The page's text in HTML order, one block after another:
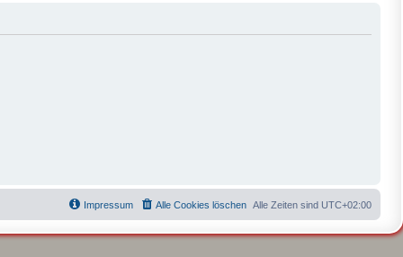
Alle Zeiten sind UTC+02:00
Alle Cookies löschen
Impressum